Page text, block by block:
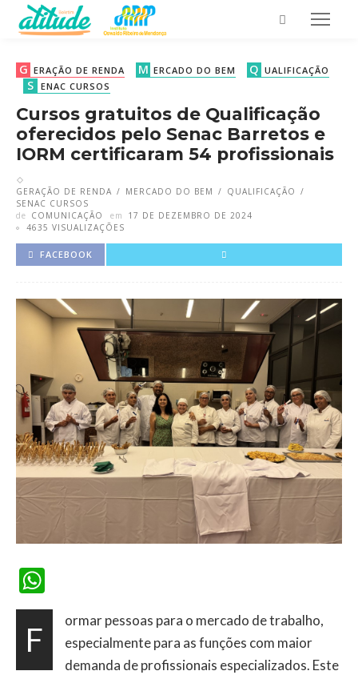
G ERAÇÃO DE RENDA M ERCADO DO BEM Q UALIFICAÇÃO
S ENAC CURSOS
Cursos gratuitos de Qualificação
oferecidos pelo Senac Barretos e
IORM certificaram 54 profissionais
GERAÇÃO DE RENDA MERCADO DO BEM
QUALIFICAÇÃO
SENAC CURSOS
de COMUNICAÇÃO em
17 DE DEZEMBRO DE 2024
4635 VISUALIZAÇÕES
FACEBOOK
F
ormar pessoas para o mercado de trabalho,
especialmente para as funções com maior
demanda de profissionais especializados. Este